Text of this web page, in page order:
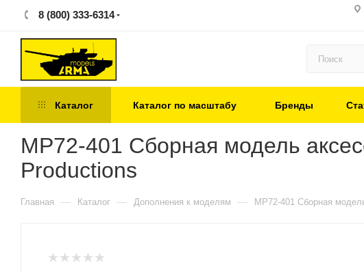
8 (800) 333-6314
Каталог Каталог по масштабу Бренды
MP72-401 Сборная модель
Productions
Главная — Каталог — Дополнения к моделям — MP72-401 Сборная